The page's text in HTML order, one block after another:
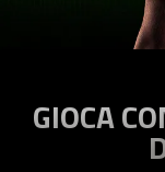
GIOCA